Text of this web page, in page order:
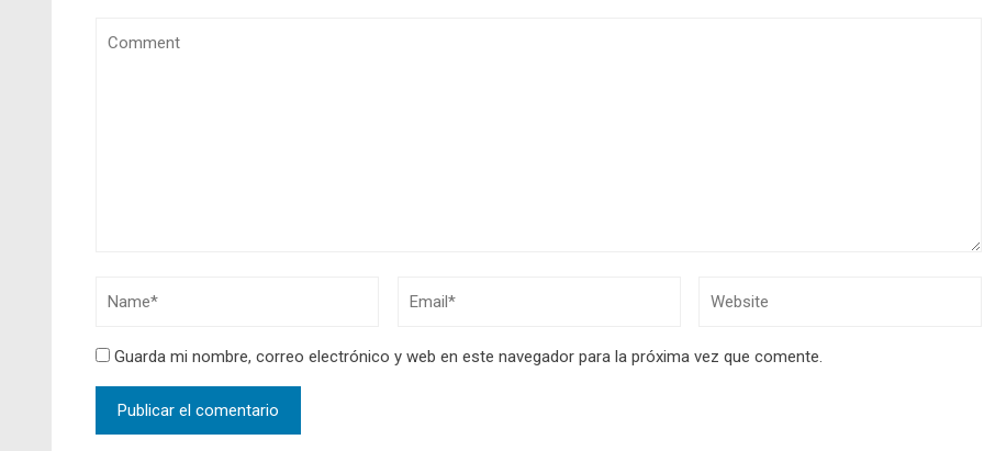
Guarda mi nombre, correo electrónico y web en este navegador para la próxima vez que comente.